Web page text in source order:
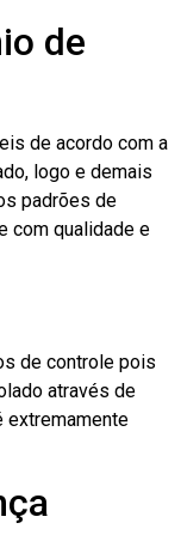
de
de acordo com a
logo e demais
padrões de
com qualidade e
de controle pois
através de
extremamente